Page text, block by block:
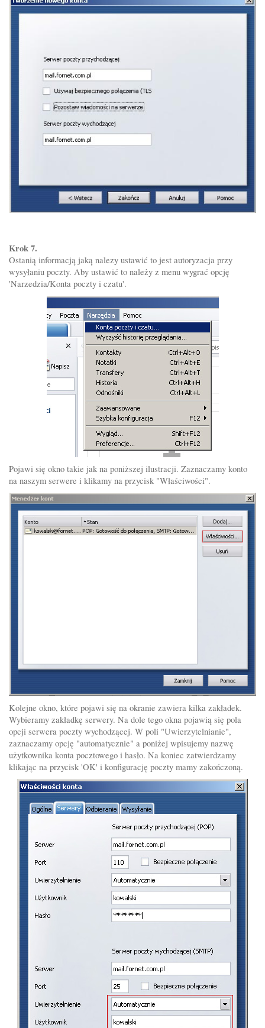
Krok 7.
Ostanią informacją jaką nalezy ustawić to jest autoryzacja przy
wysyłaniu poczty. Aby ustawić to należy z menu wygrać opcję
'Narzedzia/Konta poczty i czatu'.
Pojawi się okno takie jak na poniższej ilustracji. Zaznaczamy konto
na naszym serwere i klikamy na przycisk "Właściwości".
Kolejne okno, które pojawi się na okranie zawiera kilka zakładek.
Wybieramy zakładkę serwery. Na dole tego okna pojawią się pola
opcji serwera poczty wychodzącej. W poli "Uwierzytelnianie",
zaznaczamy opcję "automatycznie" a poniżej wpisujemy nazwę
użytkownika konta pocztowego i hasło. Na koniec zatwierdzamy
klikając na przycisk 'OK' i konfigurację poczty mamy zakończoną.